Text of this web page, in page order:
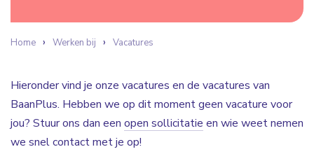
Home Werken bij Vacatures
Hieronder vind je onze vacatures en de vacatures van
BaanPlus. Hebben we op dit moment geen vacature voor
jou? Stuur ons dan een open sollicitatie en wie weet nemen
we snel contact met je op!